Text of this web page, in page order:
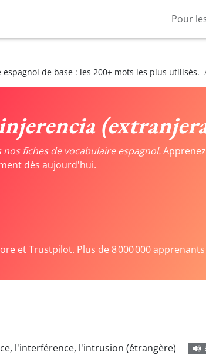
Pour
espagnol de base : les 200+ mots les plus utilisés.
nos fiches de vocabulaire espagnol.
dès aujourd'hui.
et Trustpilot. Plus de 8 000 000
l'interférence, l'intrusion (étrangère)